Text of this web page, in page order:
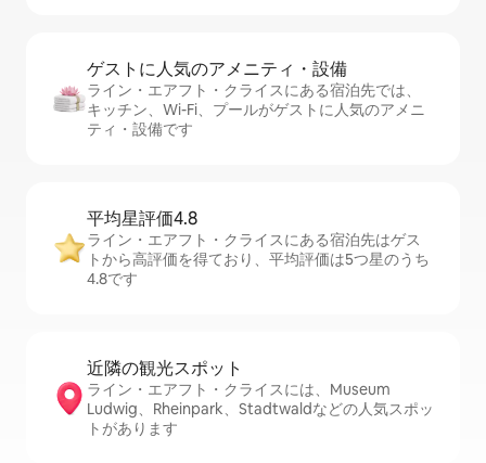
ゲストに人⁠気⁠のア⁠メ⁠ニ⁠テ⁠ィ・設⁠備
ライン・エアフト・クライスにある宿泊先では、
キッチン、Wi-Fi、プールがゲストに人気のアメニ
ティ・設備です
平均星評価4.8
ライン・エアフト・クライスにある宿泊先はゲス
トから高評価を得ており、平均評価は5つ星のうち
4.8です
近隣の観光ス⁠ポ⁠ッ⁠ト
ライン・エアフト・クライスには、Museum
Ludwig、Rheinpark、Stadtwaldなどの人気スポッ
トがあります